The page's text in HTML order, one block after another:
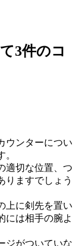
3件のコ
ウンターについ
適切な位置、つ
りますでしょう
上に剣先を置い
には相手の腕よ
ジがついていな